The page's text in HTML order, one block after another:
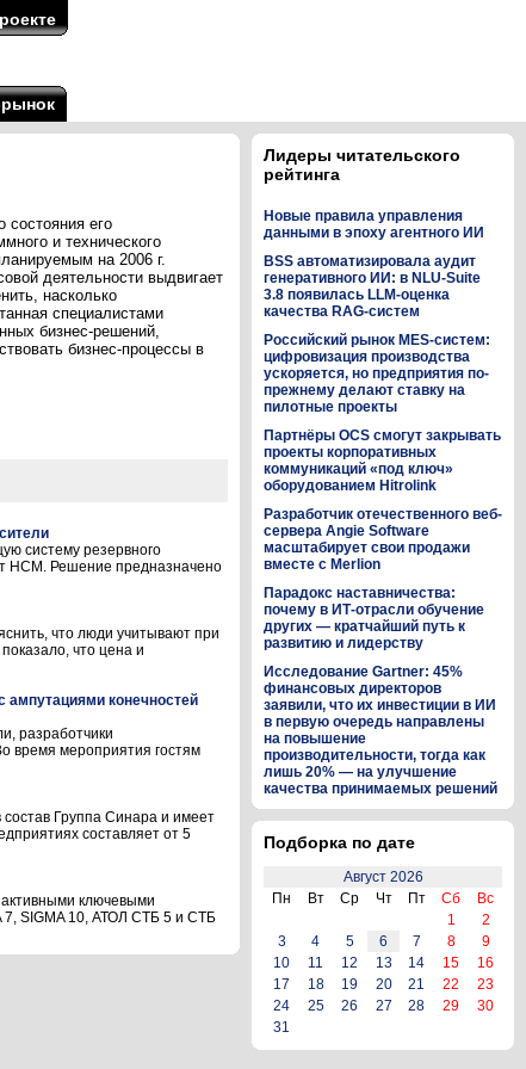
состояния его
и технического
на 2006 г.
деятельности выдвигает
насколько
специалистами
бизнес-решений,
бизнес-процессы в
систему резервного
НСМ. Решение предназначено
что люди учитывают при
что цена и
ампутациями конечностей
разработчики
время мероприятия гостям
состав Группа Синара и имеет
составляет от 5
активными ключевыми
7, SIGMA 10, АТОЛ СТБ 5 и СТБ
Лидеры читательского
рейтинга
Новые правила управления
данными в эпоху агентного ИИ
BSS автоматизировала аудит
генеративного ИИ: в NLU-Suite
3.8 появилась LLM-оценка
качества RAG-систем
Российский рынок MES-систем:
цифровизация производства
ускоряется, но предприятия по-
прежнему делают ставку на
пилотные проекты
Партнёры OCS смогут закрывать
проекты корпоративных
коммуникаций «под ключ»
оборудованием Hitrolink
Разработчик отечественного веб-
сервера Angie Software
масштабирует свои продажи
вместе с Merlion
Парадокс наставничества:
почему в ИТ-отрасли обучение
других — кратчайший путь к
развитию и лидерству
Исследование Gartner: 45%
финансовых директоров
заявили, что их инвестиции в ИИ
в первую очередь направлены
на повышение
производительности, тогда как
лишь 20% — на улучшение
качества принимаемых решений
Подборка по дате
Август 2026
Пн
Вт Ср Чт Пт Сб
Вс
1
2
3
4 5 6 7 8
9
10
11 12 13 14 15
16
17
18 19 20 21 22
23
24
25 26 27 28 29
30
31